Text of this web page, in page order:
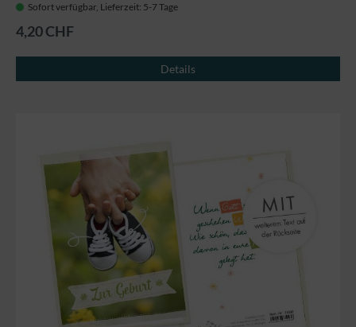
Sofort verfügbar, Lieferzeit: 5-7 Tage
4,20 CHF
Details